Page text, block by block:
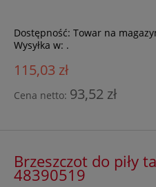
Dostępność: Towar na
Wysyłka w: .
115,03 zł
Cena netto: 93,52 zł
Brzeszczot do piły
48390519